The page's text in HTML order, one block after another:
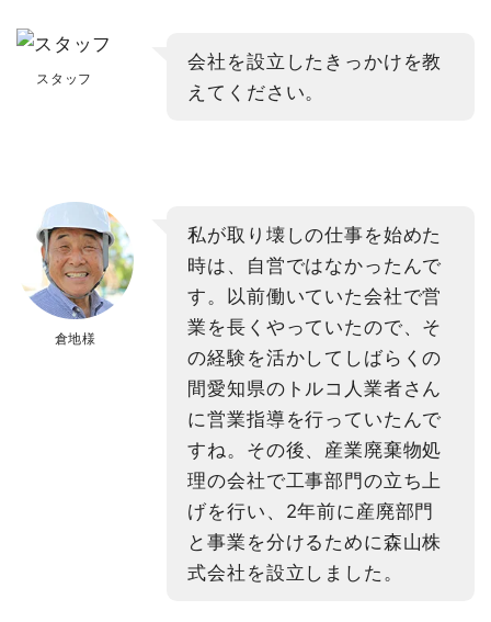
スタッフ
会社を設立したきっかけを教
えてください。
倉地様
私が取り壊しの仕事を始めた
時は、自営ではなかったんで
す。以前働いていた会社で営
業を長くやっていたので、そ
の経験を活かしてしばらくの
間愛知県のトルコ人業者さん
に営業指導を行っていたんで
すね。その後、産業廃棄物処
理の会社で工事部門の立ち上
げを行い、2年前に産廃部門
と事業を分けるために森山株
式会社を設立しました。